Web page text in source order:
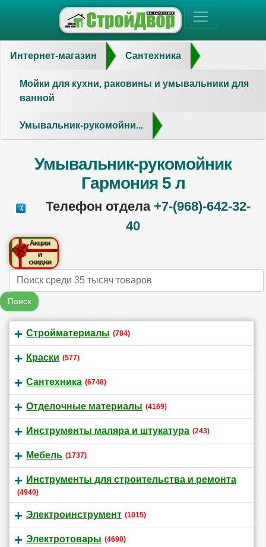
Интернет-магазин Сантехника
Мойки для кухни, раковины и умывальники для
ванной
Умывальник-рукомойни...
Умывальник-рукомойник
Гармония 5 л
Телефон отдела +7-(968)-642-32-
40
Name
Поиск
Стройматериалы (784)
Краски (577)
Сантехника (6748)
Отделочные материалы (4169)
Инструменты маляра и штукатура (243)
Мебель (1737)
Инструменты для строительства и ремонта
(4940)
Электроинструмент (1015)
Электротовары (4690)